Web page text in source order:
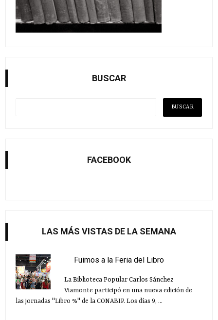
BUSCAR
FACEBOOK
LAS MÁS VISTAS DE LA SEMANA
Fuimos a la Feria del Libro
La Biblioteca Popular Carlos Sánchez
Viamonte participó en una nueva edición de
las jornadas "Libro %" de la CONABIP. Los días 9, ...